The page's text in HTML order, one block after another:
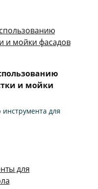
и мойки
для